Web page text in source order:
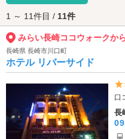
1 ～ 11件目 / 11件
みらい長崎ココウォークか
長崎県 長崎市川口町
ホテル リバーサイド
口
長